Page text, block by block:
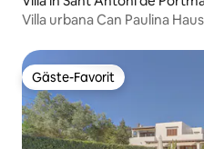
Villa urbana Can Paulina Haus
Gäste-Favorit
Gäste-Favorit